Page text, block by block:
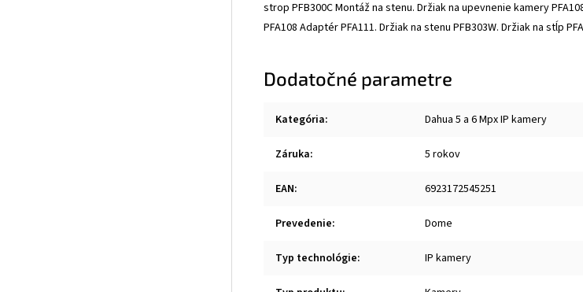
strop PFB300C Montáž na stenu. Držiak na upevnenie kamery
PFA108 Adaptér PFA111. Držiak na stenu PFB303W. Držiak na stĺp
Dodatočné parametre
Kategória: Dahua 5 a 6 Mpx IP kamery
Záruka: 5 rokov
EAN: 6923172545251
Prevedenie: Dome
Typ technológie: IP kamery